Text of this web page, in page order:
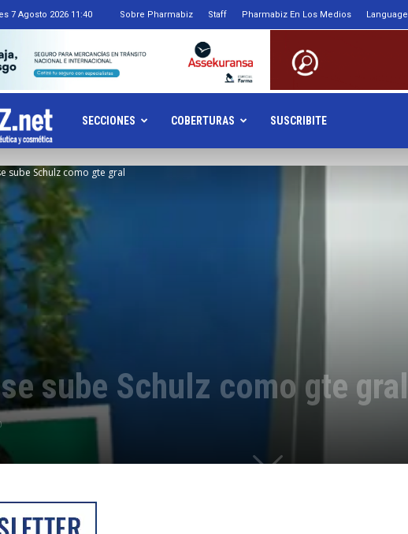
7 Agosto 2026 11:40 Sobre Pharmabiz Staff Pharmabiz En Los Medios Language
Pharmabiz.NET
SECCIONES COBERTURAS SUSCRIBITE
sube Schulz como gte gral
sube Schulz como gte gral